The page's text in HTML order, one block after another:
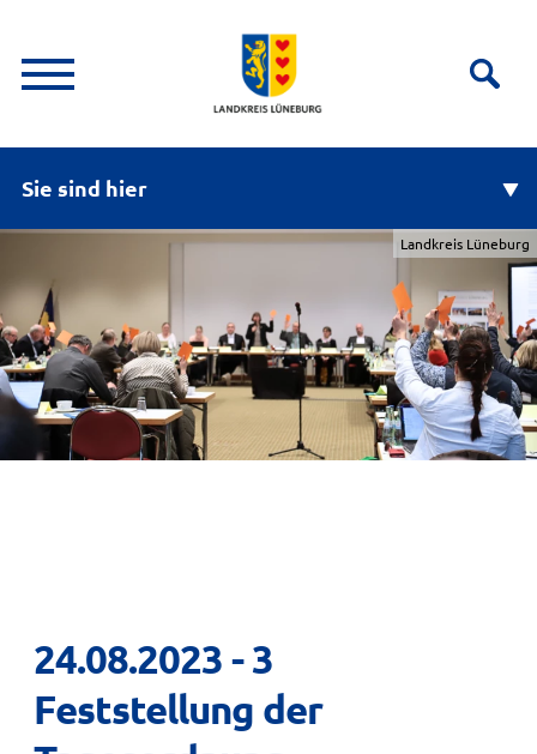
Sie sind hier
Landkreis Lüneburg
24.08.2023 - 3
Feststellung der